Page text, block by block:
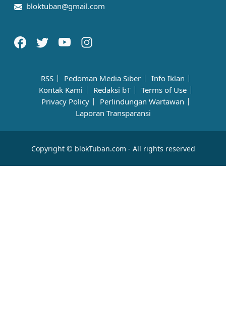
bloktuban@gmail.com
RSS Pedoman Media Siber
Info Iklan
Kontak Kami
Redaksi bT
Terms of Use
Privacy Policy
Perlindungan Wartawan
Laporan Transparansi
Copyright © blokTuban.com - All rights reserved